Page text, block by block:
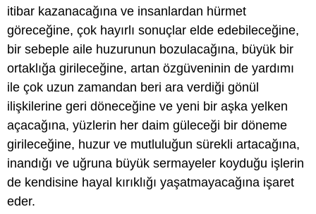
itibar kazanacağına ve insanlardan hürmet
göreceğine, çok hayırlı sonuçlar elde edebileceğine,
bir sebeple aile huzurunun bozulacağına, büyük bir
ortaklığa girileceğine, artan özgüveninin de yardımı
ile çok uzun zamandan beri ara verdiği gönül
ilişkilerine geri döneceğine ve yeni bir aşka yelken
açacağına, yüzlerin her daim güleceği bir döneme
girileceğine, huzur ve mutluluğun sürekli artacağına,
inandığı ve uğruna büyük sermayeler koyduğu işlerin
de kendisine hayal kırıklığı yaşatmayacağına işaret
eder.